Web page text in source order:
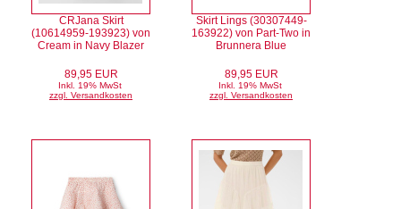
CRJana Skirt
(10614959-193923) von
Cream in Navy Blazer
89,95 EUR
Inkl. 19% MwSt
zzgl. Versandkosten
Skirt Lings (30307449-
163922) von Part-Two in
Brunnera Blue
89,95 EUR
Inkl. 19% MwSt
zzgl. Versandkosten